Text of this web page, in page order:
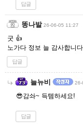
답글
똥나발 26-06-05 11:27
굿 👍
노가다 정보 늘 감사합니다
답글
늘뉴비 26-
😎감솨~ 득템하세요!
답글